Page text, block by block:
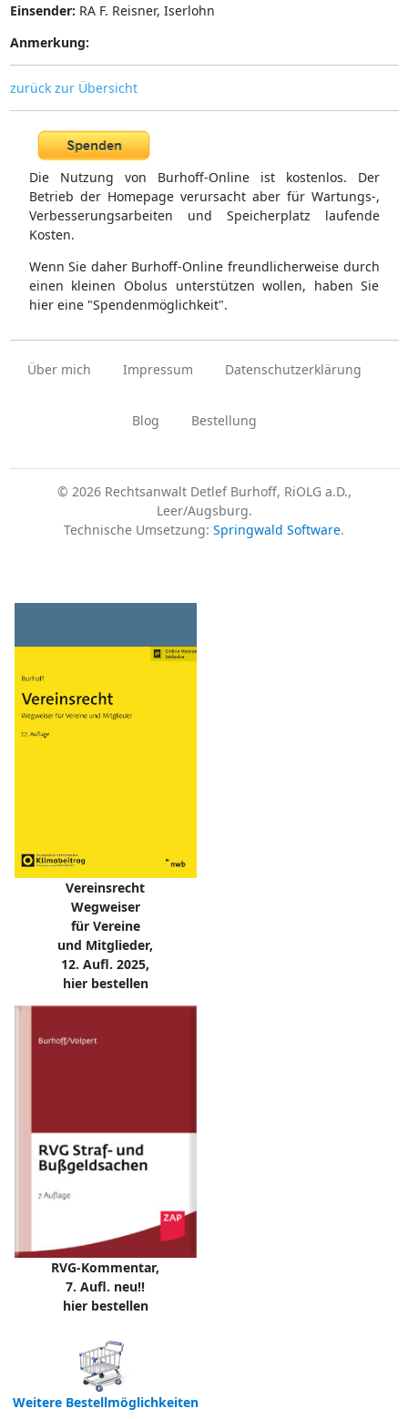
Einsender: RA F. Reisner, Iserlohn
Anmerkung:
zurück zur Übersicht
Die Nutzung von Burhoff-Online ist kostenlos. Der
Betrieb der Homepage verursacht aber für Wartungs-,
Verbesserungsarbeiten und Speicherplatz laufende
Kosten.
Wenn Sie daher Burhoff-Online freundlicherweise durch
einen kleinen Obolus unterstützen wollen, haben Sie
hier eine "Spendenmöglichkeit".
Über mich Impressum Datenschutzerklärung
Blog Bestellung
© 2026 Rechtsanwalt Detlef Burhoff, RiOLG a.D.,
Leer/Augsburg.
Technische Umsetzung: Springwald Software.
Vereinsrecht
Wegweiser
für Vereine
und Mitglieder,
12. Aufl. 2025,
hier bestellen
RVG-Kommentar,
7. Aufl. neu!!
hier bestellen
Weitere Bestellmöglichkeiten